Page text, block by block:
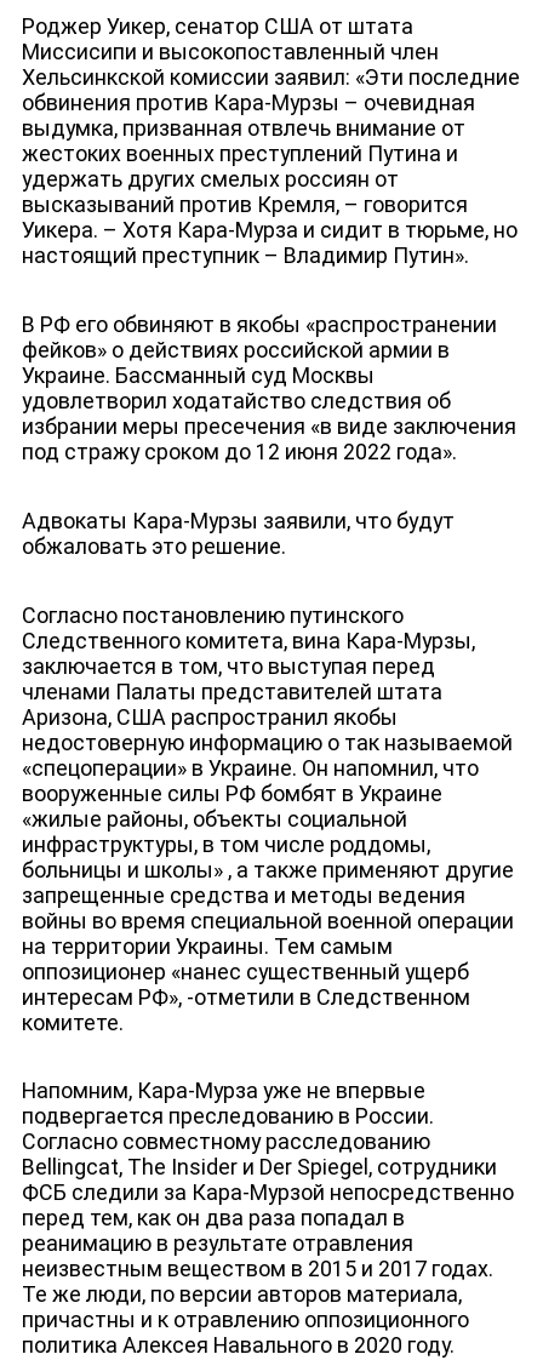
ДЕПУТАТЫ К СЪЕЗДУ
ЮТУБ-КАНАЛ
Роджер Уикер, сенатор США от штата
Миссисипи и высокопоставленный член
Хельсинкской комиссии заявил: «Эти последние
обвинения против Кара-Мурзы – очевидная
выдумка, призванная отвлечь внимание от
жестоких военных преступлений Путина и
удержать других смелых россиян от
высказываний против Кремля, – говорится
Уикера. – Хотя Кара-Мурза и сидит в тюрьме, но
настоящий преступник – Владимир Путин».
В РФ его обвиняют в якобы «распространении
фейков» о действиях российской армии в
Украине. Бассманный суд Москвы
удовлетворил ходатайство следствия об
избрании меры пресечения «в виде заключения
под стражу сроком до 12 июня 2022 года».
Адвокаты Кара-Мурзы заявили, что будут
обжаловать это решение.
Согласно постановлению путинского
Следственного комитета, вина Кара-Мурзы,
заключается в том, что выступая перед
членами Палаты представителей штата
Аризона, США распространил якобы
недостоверную информацию о так называемой
«спецоперации» в Украине. Он напомнил, что
вооруженные силы РФ бомбят в Украине
«жилые районы, объекты социальной
инфраструктуры, в том числе роддомы,
больницы и школы» , а также применяют другие
запрещенные средства и методы ведения
войны во время специальной военной операции
на территории Украины. Тем самым
оппозиционер «нанес существенный ущерб
интересам РФ», -отметили в Следственном
комитете.
Напомним, Кара-Мурза уже не впервые
подвергается преследованию в России.
Согласно совместному расследованию
Bellingcat, The Insider и Der Spiegel, сотрудники
ФСБ следили за Кара-Мурзой непосредственно
перед тем, как он два раза попадал в
реанимацию в результате отравления
неизвестным веществом в 2015 и 2017 годах.
Те же люди, по версии авторов материала,
причастны и к отравлению оппозиционного
политика Алексея Навального в 2020 году.